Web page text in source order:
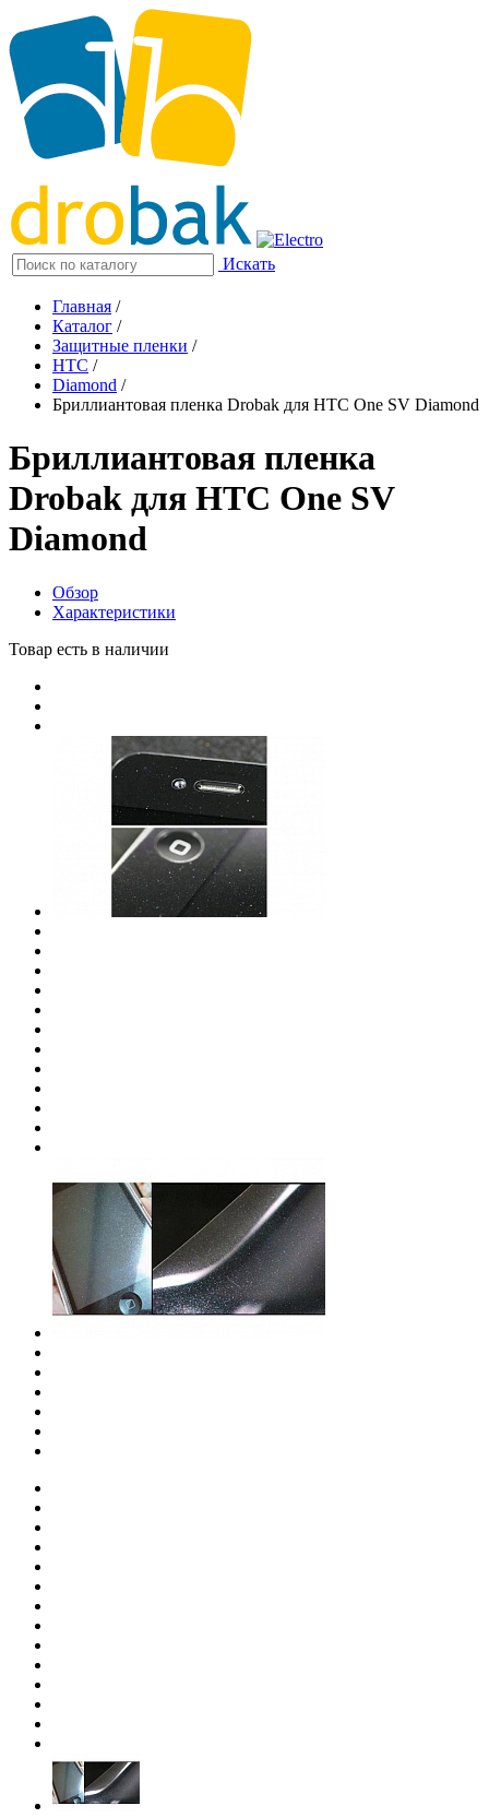
Искать
Главная /
Каталог /
Защитные пленки /
HTC /
Diamond /
Бриллиантовая пленка Drobak для HTC One SV Diamond
Бриллиантовая пленка
Drobak для HTC One SV
Diamond
Обзор
Характеристики
Товар есть в наличии